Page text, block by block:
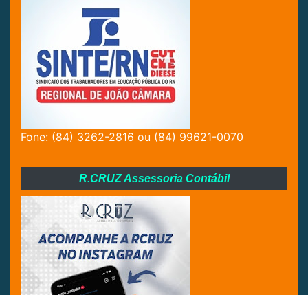
Fone: (84) 3262-2816 ou (84) 99621-0070
R.CRUZ Assessoria Contábil